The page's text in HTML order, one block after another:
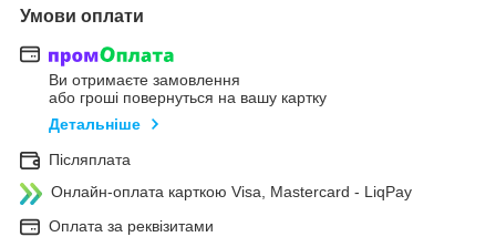
Умови оплати
Ви отримаєте замовлення
або гроші повернуться на вашу картку
Детальніше
Післяплата
Онлайн-оплата карткою Visa, Mastercard - LiqPay
Оплата за реквізитами